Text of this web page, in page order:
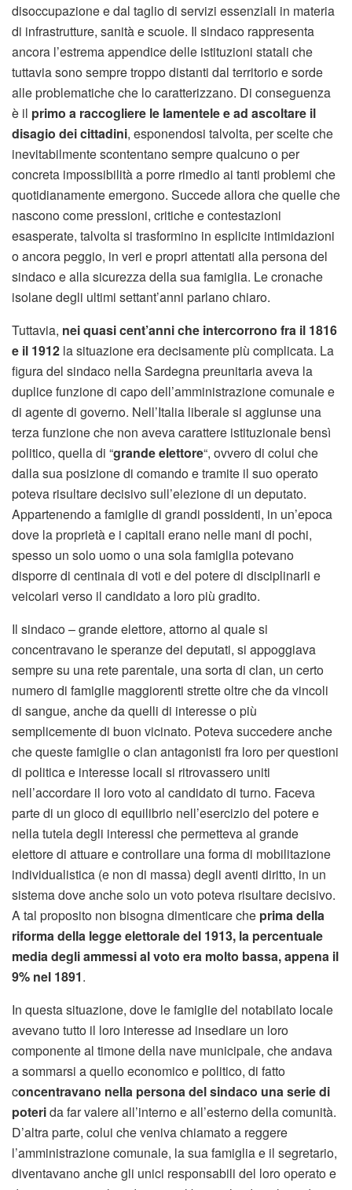
disoccupazione e dal taglio di servizi essenziali in materia
di infrastrutture, sanità e scuole. Il sindaco rappresenta
ancora l’estrema appendice delle istituzioni statali che
tuttavia sono sempre troppo distanti dal territorio e sorde
alle problematiche che lo caratterizzano. Di conseguenza
è il primo a raccogliere le lamentele e ad ascoltare il
disagio dei cittadini, esponendosi talvolta, per scelte che
inevitabilmente scontentano sempre qualcuno o per
concreta impossibilità a porre rimedio ai tanti problemi che
quotidianamente emergono. Succede allora che quelle che
nascono come pressioni, critiche e contestazioni
esasperate, talvolta si trasformino in esplicite intimidazioni
o ancora peggio, in veri e propri attentati alla persona del
sindaco e alla sicurezza della sua famiglia. Le cronache
isolane degli ultimi settant’anni parlano chiaro.
Tuttavia, nei quasi cent’anni che intercorrono fra il 1816
e il 1912 la situazione era decisamente più complicata. La
figura del sindaco nella Sardegna preunitaria aveva la
duplice funzione di capo dell’amministrazione comunale e
di agente di governo. Nell’Italia liberale si aggiunse una
terza funzione che non aveva carattere istituzionale bensì
politico, quella di “grande elettore“, ovvero di colui che
dalla sua posizione di comando e tramite il suo operato
poteva risultare decisivo sull’elezione di un deputato.
Appartenendo a famiglie di grandi possidenti, in un’epoca
dove la proprietà e i capitali erano nelle mani di pochi,
spesso un solo uomo o una sola famiglia potevano
disporre di centinaia di voti e del potere di disciplinarli e
veicolari verso il candidato a loro più gradito.
Il sindaco – grande elettore, attorno al quale si
concentravano le speranze dei deputati, si appoggiava
sempre su una rete parentale, una sorta di clan, un certo
numero di famiglie maggiorenti strette oltre che da vincoli
di sangue, anche da quelli di interesse o più
semplicemente di buon vicinato. Poteva succedere anche
che queste famiglie o clan antagonisti fra loro per questioni
di politica e interesse locali si ritrovassero uniti
nell’accordare il loro voto al candidato di turno. Faceva
parte di un gioco di equilibrio nell’esercizio del potere e
nella tutela degli interessi che permetteva al grande
elettore di attuare e controllare una forma di mobilitazione
individualistica (e non di massa) degli aventi diritto, in un
sistema dove anche solo un voto poteva risultare decisivo.
A tal proposito non bisogna dimenticare che prima della
riforma della legge elettorale del 1913, la percentuale
media degli ammessi al voto era molto bassa, appena il
9% nel 1891.
In questa situazione, dove le famiglie del notabilato locale
avevano tutto il loro interesse ad insediare un loro
componente al timone della nave municipale, che andava
a sommarsi a quello economico e politico, di fatto
concentravano nella persona del sindaco una serie di
poterida far valere all’interno e all’esterno della comunità.
D’altra parte, colui che veniva chiamato a reggere
l’amministrazione comunale, la sua famiglia e il segretario,
diventavano anche gli unici responsabili del loro operato e